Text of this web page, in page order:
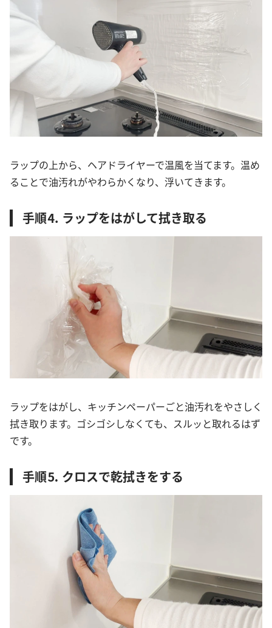
ラップの上から、ヘアドライヤーで温風を当てます。温め
ることで油汚れがやわらかくなり、浮いてきます。
手順⒋ ラップをはがして拭き取る
ラップをはがし、キッチンペーパーごと油汚れをやさしく
拭き取ります。ゴシゴシしなくても、スルッと取れるはず
です。
手順⒌ クロスで乾拭きをする